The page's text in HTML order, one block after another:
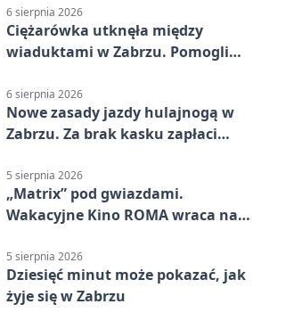
6 sierpnia 2026
Ciężarówka utknęła między
wiaduktami w Zabrzu. Pomogli
6 sierpnia 2026
Nowe zasady jazdy hulajnogą w
Zabrzu. Za brak kasku zapłaci
5 sierpnia 2026
„Matrix” pod gwiazdami.
Wakacyjne Kino ROMA wraca na
5 sierpnia 2026
Dziesięć minut może pokazać, jak
żyje się w Zabrzu